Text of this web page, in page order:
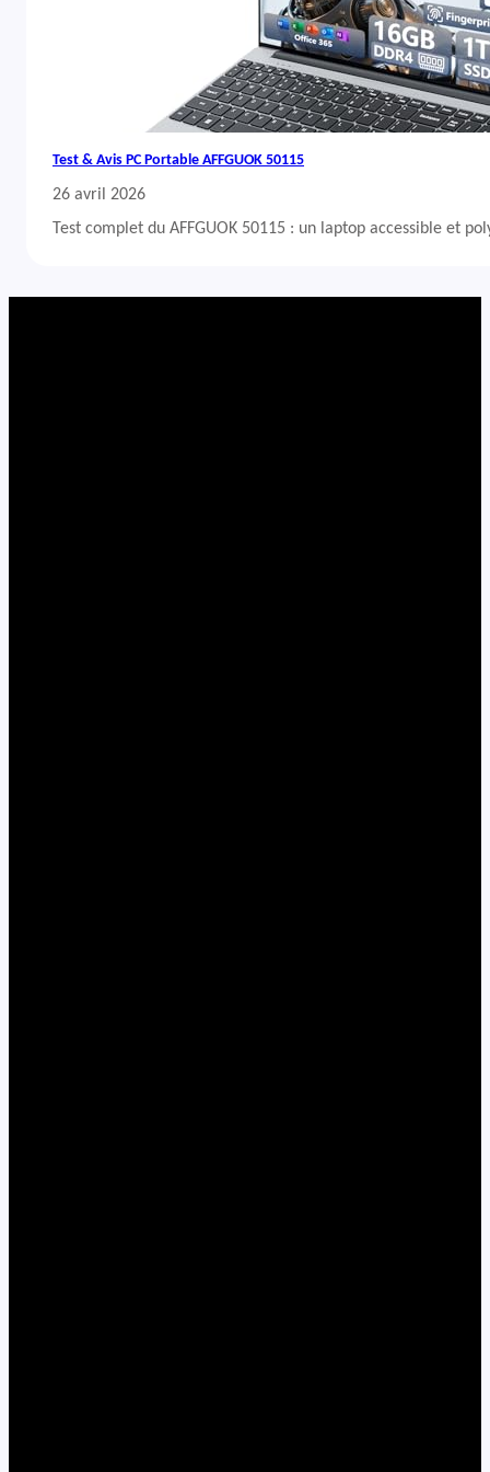
Test & Avis PC Portable AFFGUOK 50115
26 avril 2026
Test complet du AFFGUOK 50115 : un laptop accessible